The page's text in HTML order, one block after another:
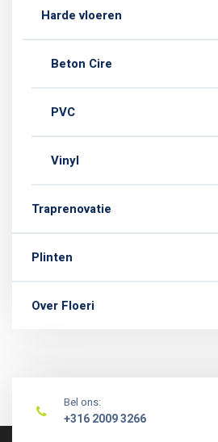
Harde vloeren
Beton Cire
PVC
Vinyl
Traprenovatie
Plinten
Over Floeri
Bel ons:
+316 2009 3266